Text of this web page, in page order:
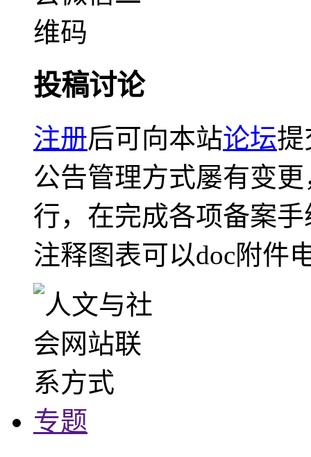
投稿讨论
注册后可向本站论坛提
公告管理方式屡有变
行，在完成各项备案
注释图表可以doc附件
专题